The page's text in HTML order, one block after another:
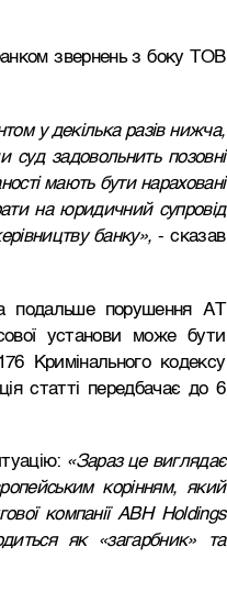
звернень з боку ТОВ
у декілька разів нижча,
суд задовольнить позовні
мають бути нараховані
на юридичний супровід
банку», - сказав
подальше порушення АТ
установи може бути
Кримінального кодексу
статті передбачає до 6
«Зараз це виглядає
корінням, який
компанії ABH Holdings
як «загарбник» та